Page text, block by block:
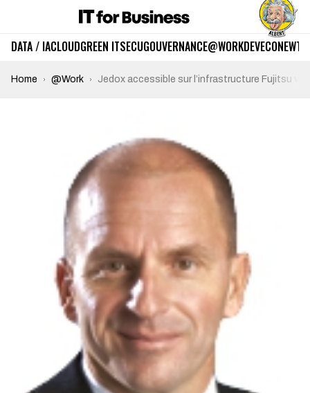
DATA / IACLOUDGREEN ITSECUGOUVERNANCE@WORKDEVECO
Home @Work Jedox accessible sur l’infrastructure Fujitsu